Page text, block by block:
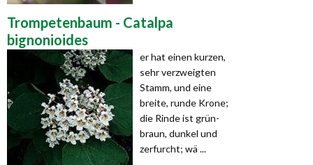
Trompetenbaum - Catalpa
bignonioides
er hat einen kurzen,
sehr verzweigten
Stamm, und eine
breite, runde Krone;
die Rinde ist grün-
braun, dunkel und
zerfurcht; wä ...